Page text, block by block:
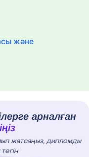
және
арналған
жатсаңыз, дипломды